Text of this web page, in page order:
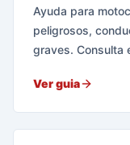
Ayuda para
peligrosos,
graves. Consulta
Ver guia